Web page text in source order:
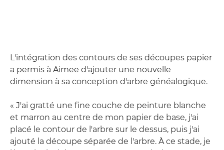
L'intégration des contours de ses découpes papier
a permis à Aimee d'ajouter une nouvelle
dimension à sa conception d'arbre généalogique.
« J'ai gratté une fine couche de peinture blanche
et marron au centre de mon papier de base, j'ai
placé le contour de l'arbre sur le dessus, puis j'ai
ajouté la découpe séparée de l'arbre. À ce stade, je